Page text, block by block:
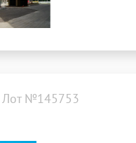
Лот №145753